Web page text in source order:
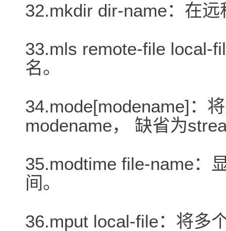
32.mkdir dir-name：在
33.mls remote-file local-
名。
34.mode[modename]：
modename， 缺省为
35.modtime file-name：
间。
36.mput local-file：将多